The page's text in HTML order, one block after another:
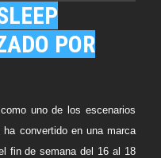
POR
uno de los escenarios
convertido en una marca
fin de semana del 16 al 18